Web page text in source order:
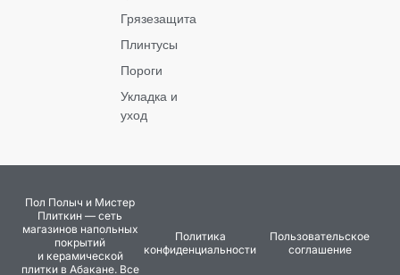
Грязезащита
Плинтусы
Пороги
Укладка и
уход
Пол Полыч и Мистер
Плиткин — сеть
магазинов напольных
покрытий
и керамической
плитки в Абакане. Все
Политика
конфиденциальности
Пользовательское
соглашение